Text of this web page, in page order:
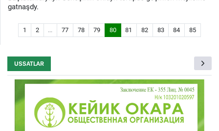
gatnaşdy.
1 2 ... 77 78 79 80 81 82 83 84 85
USSATLAR